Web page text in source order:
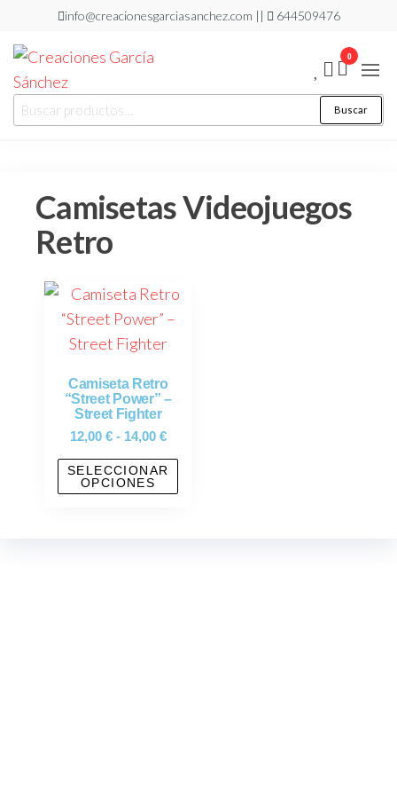
info@creacionesgarciasanchez.com || 644509476
Creaciones
García
regalos
personalizados
Buscar
0
Camisetas Videojuegos
Retro
Camiseta Retro
“Street Power” –
Street Fighter
12,00 € - 14,00 €
SELECCIONAR
OPCIONES